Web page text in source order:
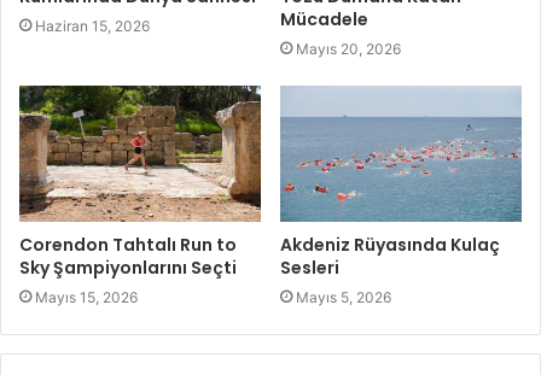
Haziran 15, 2026
Mücadele
Mayıs 20, 2026
Corendon Tahtalı Run to
Sky Şampiyonlarını Seçti
Mayıs 15, 2026
Akdeniz Rüyasında Kulaç
Sesleri
Mayıs 5, 2026